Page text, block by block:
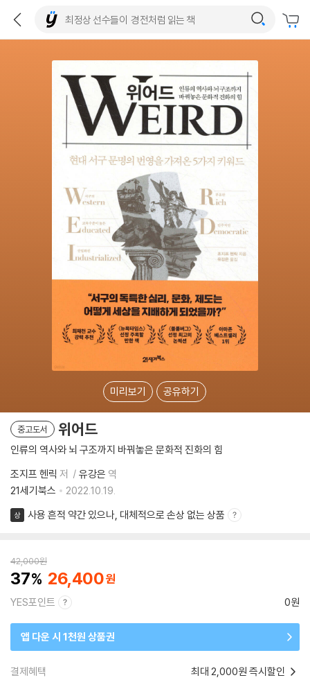
미리보기 공유하기
중고도서 위어드
인류의 역사와 뇌 구조까지 바꿔놓은 문화적 진화의 힘
조지프 헨릭 저 유강은 역
21세기북스
2022.10.19.
상 사용 흔적 약간 있으나, 대체적으로 손상 없는 상품
42,000원
37 26,400
YES포인트 0원
앱 다운 시 1천원 상품권
결제혜택 최대 2,000원 즉시할인